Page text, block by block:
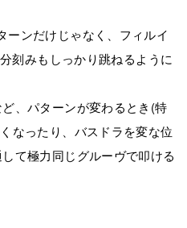
ーンだけじゃなく、フィルイ
刻みもしっかり跳ねるように
、パターンが変わるとき(特
なったり、バスドラを変な位
て極力同じグルーヴで叩ける